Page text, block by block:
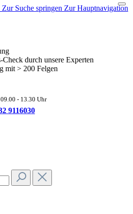
Zur Suche springen Zur Hauptnavigation
Check durch unsere Experten
mit > 200 Felgen
- 13.30 Uhr
9116030